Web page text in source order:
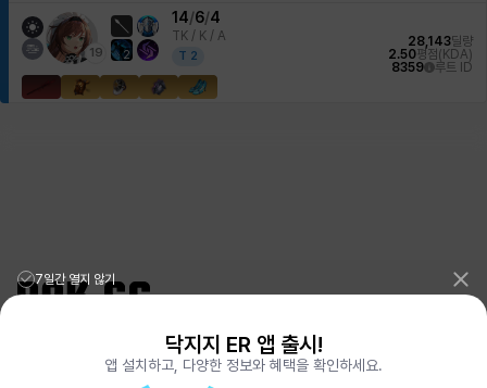
19 2
14/6/4
TK / K / A
T 2
28,143딜량
2.50평점(KDA)
8359
루트 ID
리그오브레전드 전적검색 포로지지PORO.GG
전략적팀전투 TFT 전적검색 롤체지지 LOLCHESS.GG
7일간 열지 않기
닥지지 ER 앱 출시!
앱 설치하고, 다양한 정보와 혜택을 확인하세요.